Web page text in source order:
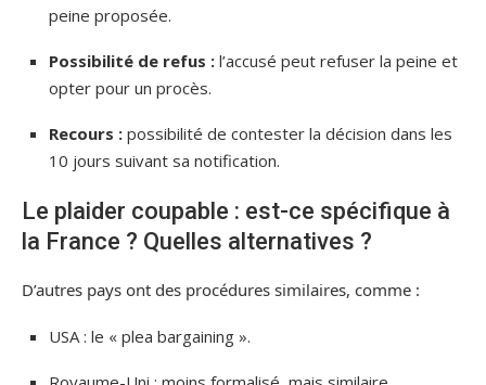
peine proposée.
Possibilité de refus : l’accusé peut refuser la peine et
opter pour un procès.
Recours : possibilité de contester la décision dans les
10 jours suivant sa notification.
Le plaider coupable : est-ce spécifique à
la France ? Quelles alternatives ?
D’autres pays ont des procédures similaires, comme :
USA : le « plea bargaining ».